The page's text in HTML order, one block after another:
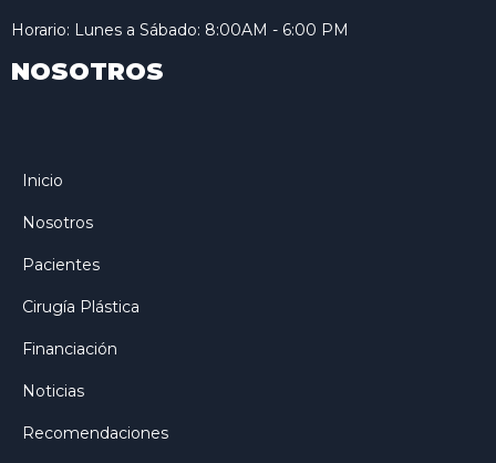
Horario: Lunes a Sábado: 8:00AM - 6:00 PM
NOSOTROS
Inicio
Nosotros
Pacientes
Cirugía Plástica
Financiación
Noticias
Recomendaciones